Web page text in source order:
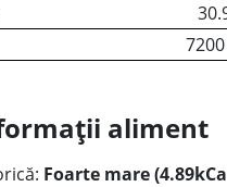
aliment
Foarte mare